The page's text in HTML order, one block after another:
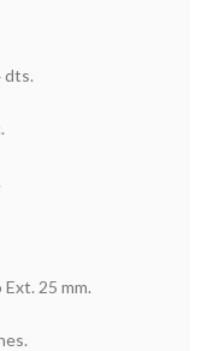
dts.
25 mm.